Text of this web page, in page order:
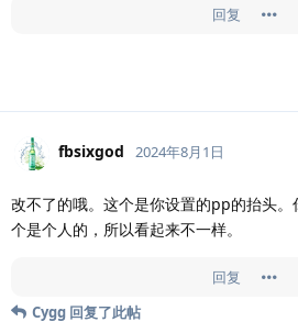
回复
fbsixgod 2024年8月1日
改不了的哦。这个是你设置的pp的抬头
个是个人的，所以看起来不一样。
回复
Cygg 回复了此帖